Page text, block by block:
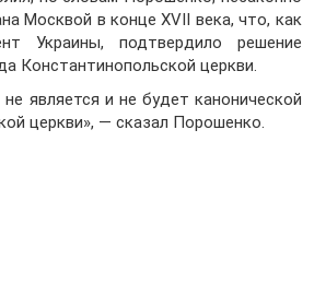
Москвой в конце XVII века, что, как
Украины, подтвердило решение
Константинопольской церкви.
является и не будет канонической
церкви», — сказал Порошенко.